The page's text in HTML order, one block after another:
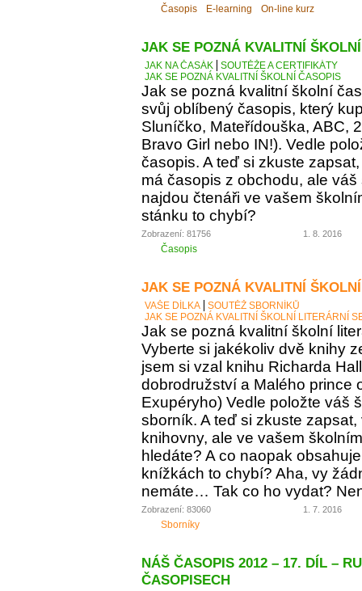
Časopis E-learning On-line kurz
JAK SE POZNÁ KVALITNÍ
JAK NA ČASÁK
SOUTĚŽE A CERTIFIKÁTY
JAK SE POZNÁ KVALITNÍ ŠKOLNÍ ČASOPIS
Jak se pozná kvalitní školní
svůj oblíbený časopis, který
Sluníčko, Mateřídouška, ABC,
Bravo Girl nebo IN!). Vedle
časopis. A teď si zkuste
má časopis z obchodu, ale
najdou čtenáři ve vašem
stánku to chybí?
Zobrazení: 81756 1. 8. 2016
Časopis
JAK SE POZNÁ KVALITNÍ
VAŠE DÍLKA
SOUTĚŽ SBORNÍKŮ
JAK SE POZNÁ KVALITNÍ ŠKOLNÍ LITERÁRNÍ
Jak se pozná kvalitní školní
Vyberte si jakékoliv dvě knihy
jsem si vzal knihu Richarda
dobrodružství a Malého prince
Exupéryho) Vedle položte váš
sborník. A teď si zkuste
knihovny, ale ve vašem
hledáte? A co naopak
knížkách to chybí? Aha, vy
nemáte… Tak co ho vydat?
Zobrazení: 83060 1. 7. 2016
Sborníky
NÁŠ ČASOPIS 2012 – 17. DÍL –
ČASOPISECH